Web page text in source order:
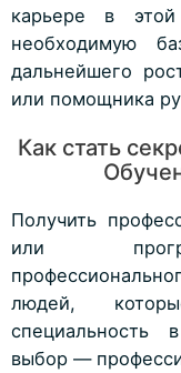
карьере в
необходимую
дальнейшего
или помощника
Как стать
Получить
или
людей,
специальность
выбор —